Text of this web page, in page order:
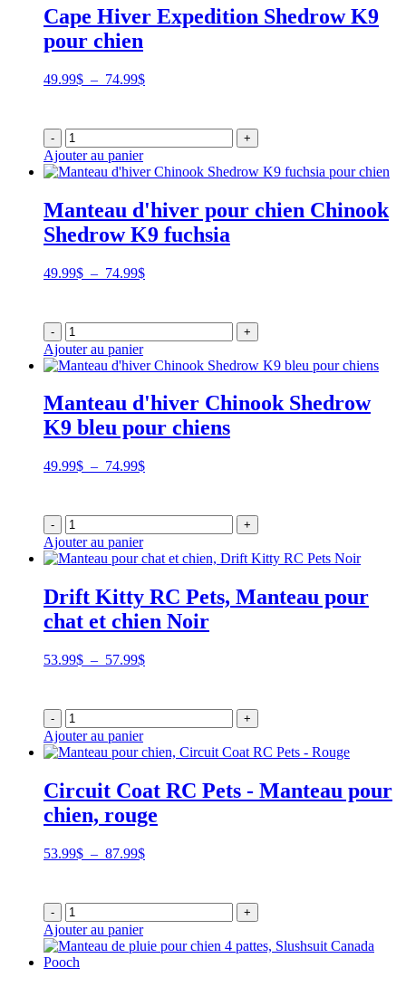
Cape Hiver Expedition Shedrow K9
pour chien
49.99$ – 74.99$Plage
49.99$
à
- +
Ajouter au panier
Manteau d'hiver pour chien Chinook
Shedrow K9 fuchsia
49.99$ – 74.99$Plage
49.99$
à
- +
Ajouter au panier
Manteau d'hiver Chinook Shedrow
K9 bleu pour chiens
49.99$ – 74.99$Plage
49.99$
à
- +
Ajouter au panier
Drift Kitty RC Pets, Manteau pour
chat et chien Noir
53.99$ – 57.99$Plage
53.99$
à
- +
Ajouter au panier
Circuit Coat RC Pets - Manteau pour
chien, rouge
53.99$ – 87.99$Plage
53.99$
à
- +
Ajouter au panier